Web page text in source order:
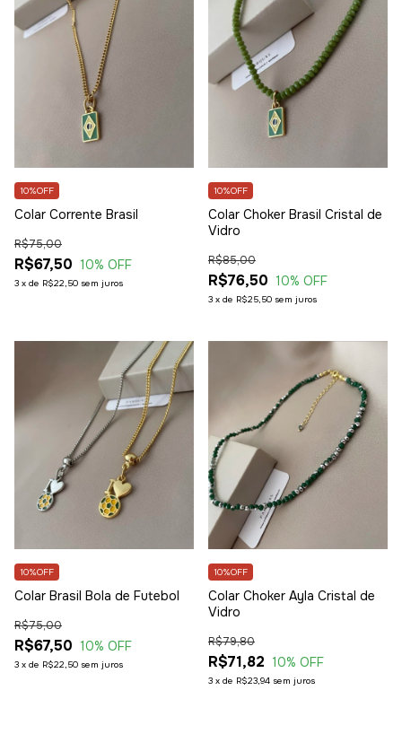
Colar Corrente Brasil
R$67,50
R$75,00
10% OFF
3 x de R$22,50 sem juros
10%OFF
Colar Choker Brasil Cristal de
Vidro
R$76,50
R$85,00
10% OFF
3 x de R$25,50 sem juros
10%OFF
Colar Brasil Bola de Futebol
R$67,50
R$75,00
10% OFF
3 x de R$22,50 sem juros
10%OFF
Colar Choker Ayla Cristal de
Vidro
R$71,82
R$79,80
10% OFF
3 x de R$23,94 sem juros
10%OFF